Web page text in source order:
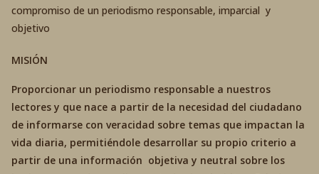
compromiso de un periodismo responsable, imparcial y
objetivo
MISIÓN
Proporcionar un periodismo responsable a nuestros
lectores y que nace a partir de la necesidad del ciudadano
de informarse con veracidad sobre temas que impactan la
vida diaria, permitiéndole desarrollar su propio criterio a
partir de una información objetiva y neutral sobre los